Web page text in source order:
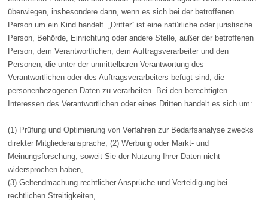
überwiegen, insbesondere dann, wenn es sich bei der betroffenen
Person um ein Kind handelt. „Dritter“ ist eine natürliche oder juristische
Person, Behörde, Einrichtung oder andere Stelle, außer der betroffenen
Person, dem Verantwortlichen, dem Auftragsverarbeiter und den
Personen, die unter der unmittelbaren Verantwortung des
Verantwortlichen oder des Auftragsverarbeiters befugt sind, die
personenbezogenen Daten zu verarbeiten. Bei den berechtigten
Interessen des Verantwortlichen oder eines Dritten handelt es sich um:
(1) Prüfung und Optimierung von Verfahren zur Bedarfsanalyse zwecks
direkter Mitgliederansprache, (2) Werbung oder Markt- und
Meinungsforschung, soweit Sie der Nutzung Ihrer Daten nicht
widersprochen haben,
(3) Geltendmachung rechtlicher Ansprüche und Verteidigung bei
rechtlichen Streitigkeiten,